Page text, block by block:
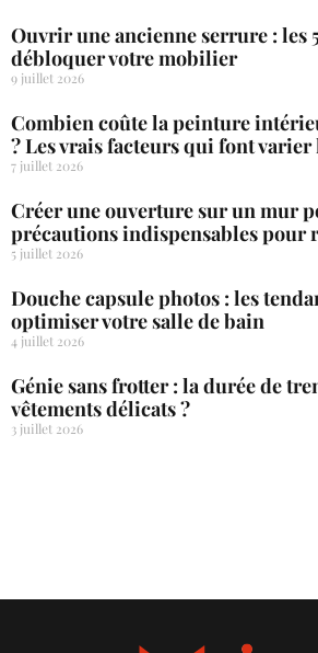
Ouvrir une ancienne serrure : les
débloquer votre mobilier
9 juillet 2026
Combien coûte la peinture
? Les vrais facteurs qui font
7 juillet 2026
Créer une ouverture sur un mur
précautions indispensables pour
5 juillet 2026
Douche capsule photos : les
optimiser votre salle de bain
4 juillet 2026
Génie sans frotter : la durée de
vêtements délicats ?
3 juillet 2026